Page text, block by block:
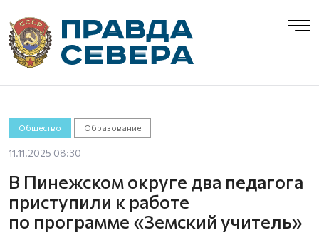
Общество Образование
11.11.2025 08:30
В Пинежском округе два педагога
приступили к работе
по программе «Земский учитель»